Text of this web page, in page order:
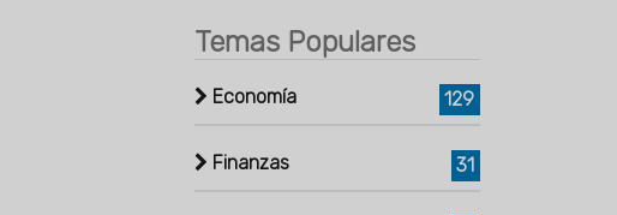
Temas Populares
Economía 129
Finanzas 31